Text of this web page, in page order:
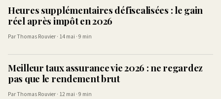
Heures supplémentaires défiscalisées : le gain
réel après impôt en 2026
Par Thomas Rouvier · 14 mai · 9 min
Meilleur taux assurance vie 2026 : ne regardez
pas que le rendement brut
Par Thomas Rouvier · 12 mai · 9 min